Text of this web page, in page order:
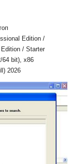
Edition /
/ Starter
64 bit), x86
2026